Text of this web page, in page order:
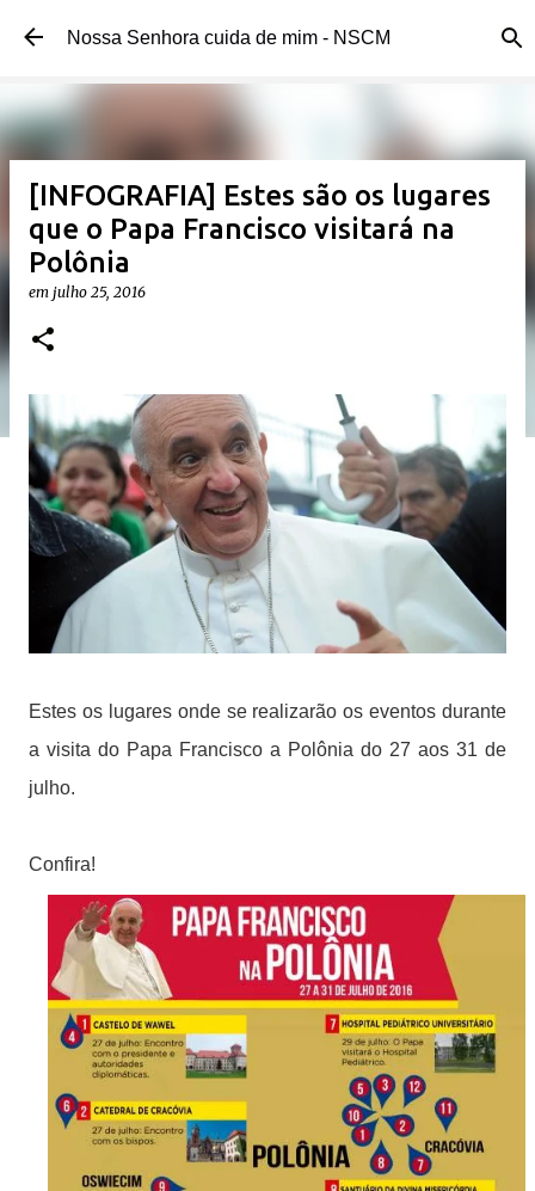
Pular para o conteúdo principal
Nossa Senhora cuida de mim - NSCM
[INFOGRAFIA] Estes são os lugares
que o Papa Francisco visitará na
Polônia
em julho 25, 2016
Estes os lugares onde se realizarão os eventos durante
a visita do Papa Francisco a Polônia do 27 aos 31 de
julho.
Confira!